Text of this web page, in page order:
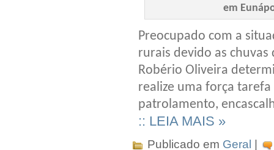
em
Preocupado com a
rurais devido as
Robério Oliveira
realize uma força
patrolamento,
:: LEIA MAIS »
Publicado em Geral |